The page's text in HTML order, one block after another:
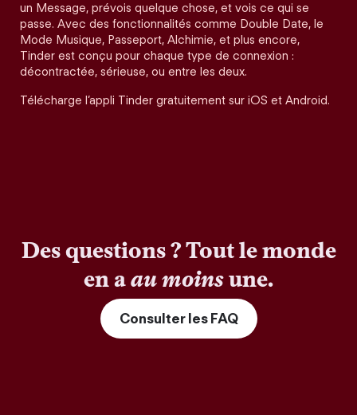
un Message, prévois quelque chose, et vois ce qui se
passe. Avec des fonctionnalités comme Double Date, le
Mode Musique, Passeport, Alchimie, et plus encore,
Tinder est conçu pour chaque type de connexion :
décontractée, sérieuse, ou entre les deux.
Télécharge l’appli Tinder gratuitement sur iOS et Android.
Des questions ? Tout le monde
en aau moinsune.
Consulter les FAQ